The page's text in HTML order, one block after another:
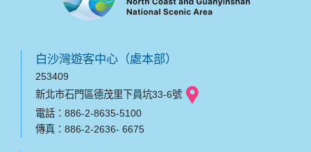
白沙灣遊客中心（處本部）
253409
新北市石門區德茂里下員坑33-6號
電話：886-2-8635-5100
傳真：886-2-2636- 6675